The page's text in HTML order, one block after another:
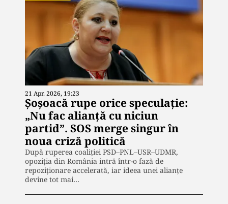
21 Apr. 2026, 19:23
Șoșoacă rupe orice speculație:
„Nu fac alianță cu niciun
partid”. SOS merge singur în
noua criză politică
După ruperea coaliției PSD–PNL–USR–UDMR,
opoziția din România intră într-o fază de
repoziționare accelerată, iar ideea unei alianțe
devine tot mai…